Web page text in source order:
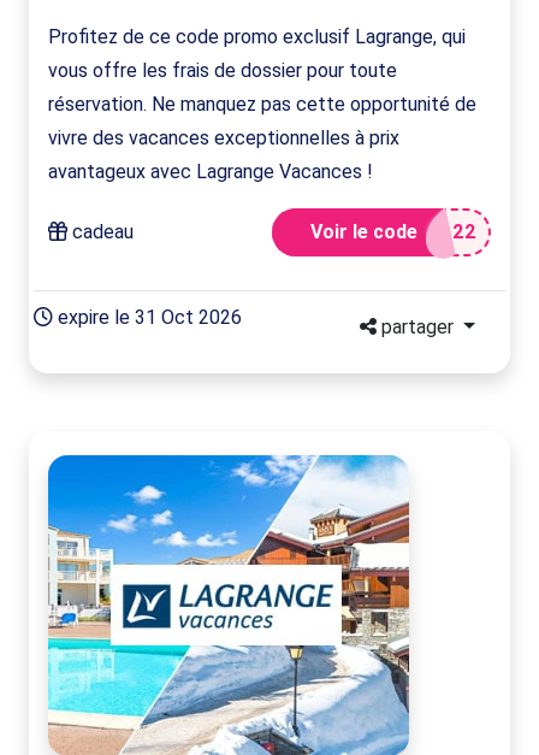
Profitez de ce code promo exclusif Lagrange, qui
vous offre les frais de dossier pour toute
réservation. Ne manquez pas cette opportunité de
vivre des vacances exceptionnelles à prix
avantageux avec Lagrange Vacances !
cadeau Voir le code D22
expire le 31 Oct 2026 partager